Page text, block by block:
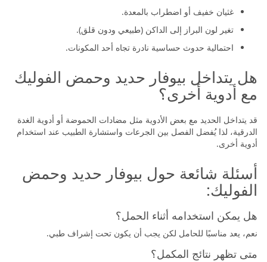
غثيان خفيف أو اضطراب بالمعدة.
تغير لون البراز إلى الداكن (طبيعي ودون قلق).
احتمالية حدوث حساسية نادرة تجاه أحد المكونات.
هل يتداخل بيوفار حديد وحمض الفوليك
مع أدوية أخرى؟
قد يتداخل الحديد مع بعض الأدوية مثل مضادات الحموضة أو أدوية الغدة
الدرقية، لذا يُفضل الفصل بين الجرعات واستشارة الطبيب عند استخدام
أدوية أخرى.
أسئلة شائعة حول بيوفار حديد وحمض
الفوليك:
هل يمكن استخدامه أثناء الحمل؟
نعم، يعد مناسبًا للحامل لكن يجب أن يكون تحت إشراف طبي.
متى تظهر نتائج المكمل؟